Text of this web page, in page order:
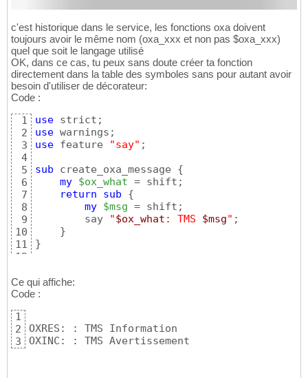
c'est historique dans le service, les fonctions oxa doivent
toujours avoir le même nom (oxa_xxx et non pas $oxa_xxx)
quel que soit le langage utilisé
OK, dans ce cas, tu peux sans doute créer ta fonction
directement dans la table des symboles sans pour autant avoir
besoin d'utiliser de décorateur:
Code :
1
2
3
4
5
6
7
8
9
10
11
12
14
15
17
use
use
use feature "say" ;
sub create_oxa_message {
my $ox_what = shift;
return
sub
{
my $msg = shift;
        say
"$ox_what : TMS $msg" ;
}
}
*::oxa_msg_warn = create_oxa_message
Ce qui affiche:
Code :
1
2
3
OXRES: : TMS Information
OXINC: : TMS Avertissement